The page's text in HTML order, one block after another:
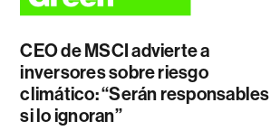
CEO de MSCI advierte a
inversores sobre riesgo
climático: “Serán responsables
si lo ignoran”